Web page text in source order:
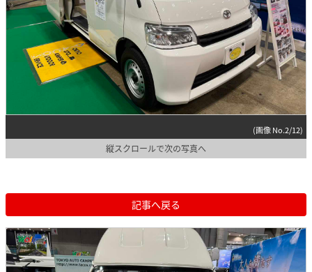
(画像 No.2/12)
縦スクロールで次の写真へ
記事へ戻る